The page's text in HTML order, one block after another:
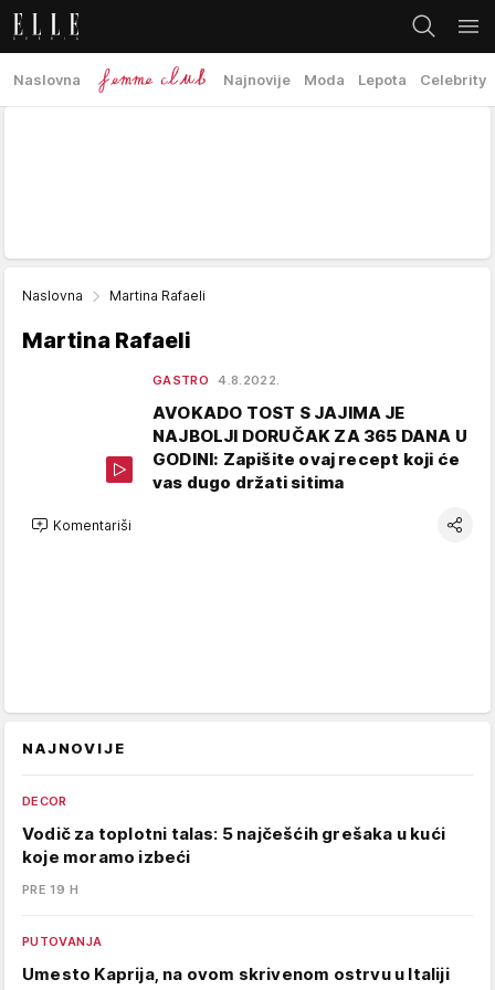
Naslovna Najnovije Moda Lepota Celebrity
Naslovna Martina Rafaeli
Martina Rafaeli
GASTRO 4.8.2022.
AVOKADO TOST S JAJIMA JE
NAJBOLJI DORUČAK ZA 365 DANA U
GODINI: Zapišite ovaj recept koji će
vas dugo držati sitima
Komentariši
NAJNOVIJE
DECOR
Vodič za toplotni talas: 5 najčešćih grešaka u kući
koje moramo izbeći
PRE 19 H
PUTOVANJA
Umesto Kaprija, na ovom skrivenom ostrvu u Italiji